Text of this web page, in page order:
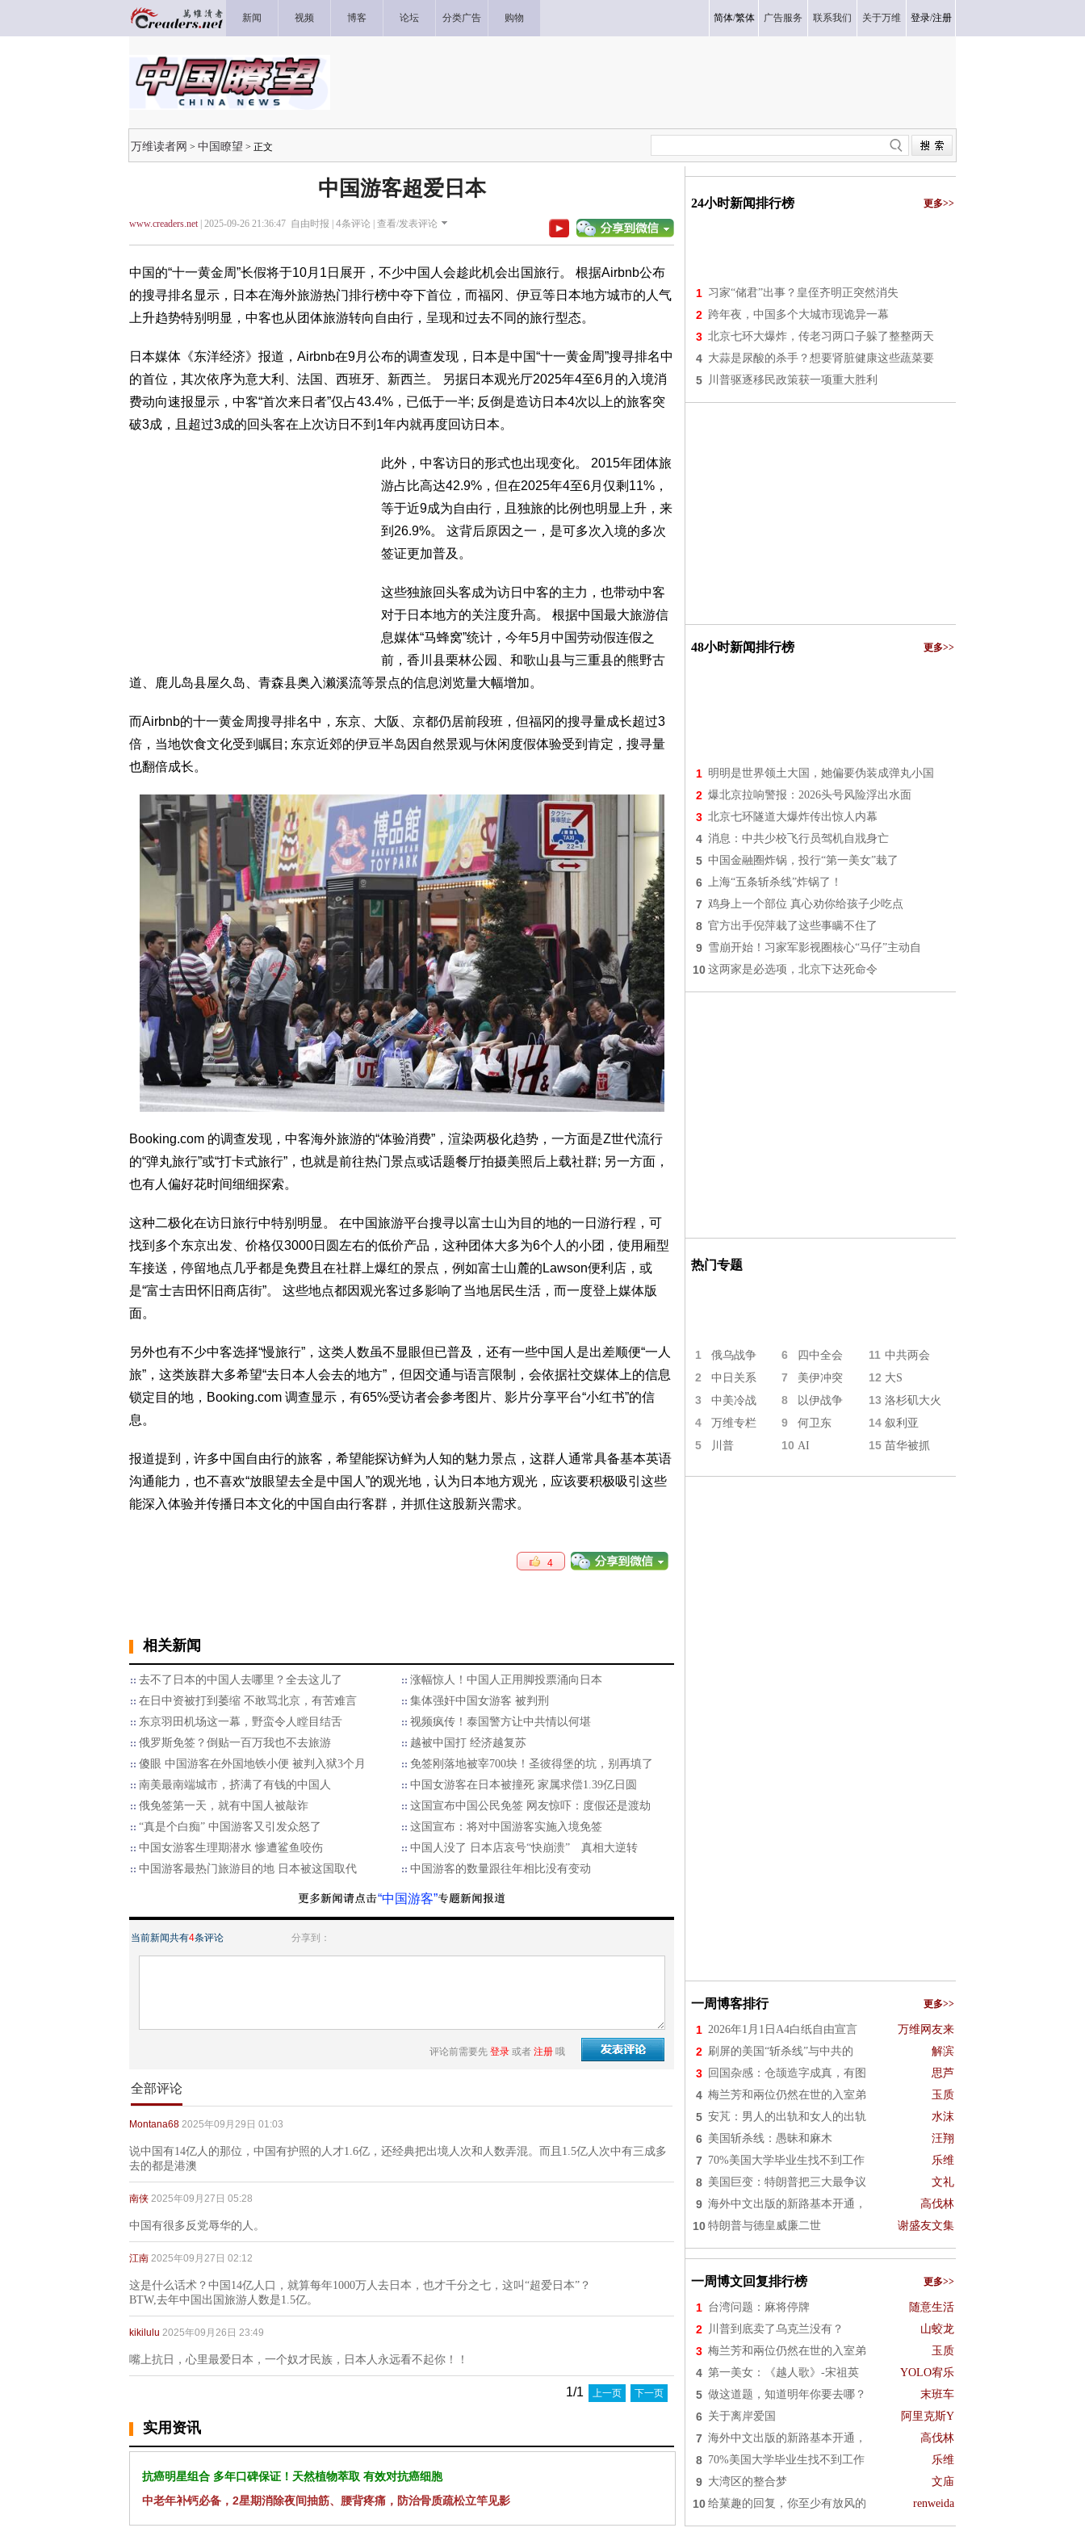
新闻 视频 博客 论坛 分类广告 购物 简体/繁体 广告服务 联系我们 关于万维 登录/注册
万维读者网 > 中国瞭望 > 正文
中国游客超爱日本
www.creaders.net| 2025-09-26 21:36:47 自由时报 | 4条评论 | 查看/发表评论
中国的“十一黄金周”长假将于10月1日展开，不少中国人会趁此机会出国旅行。 根据Airbnb公布
的搜寻排名显示，日本在海外旅游热门排行榜中夺下首位，而福冈、伊豆等日本地方城市的人气
上升趋势特别明显，中客也从团体旅游转向自由行，呈现和过去不同的旅行型态。
日本媒体《东洋经济》报道，Airbnb在9月公布的调查发现，日本是中国“十一黄金周”搜寻排名中
的首位，其次依序为意大利、法国、西班牙、新西兰。 另据日本观光厅2025年4至6月的入境消
费动向速报显示，中客“首次来日者”仅占43.4%，已低于一半; 反倒是造访日本4次以上的旅客突
破3成，且超过3成的回头客在上次访日不到1年内就再度回访日本。
此外，中客访日的形式也出现变化。 2015年团体旅
游占比高达42.9%，但在2025年4至6月仅剩11%，
等于近9成为自由行，且独旅的比例也明显上升，来
到26.9%。 这背后原因之一，是可多次入境的多次
签证更加普及。
这些独旅回头客成为访日中客的主力，也带动中客
对于日本地方的关注度升高。 根据中国最大旅游信
息媒体“马蜂窝”统计，今年5月中国劳动假连假之
前，香川县栗林公园、和歌山县与三重县的熊野古
道、鹿儿岛县屋久岛、青森县奥入濑溪流等景点的信息浏览量大幅增加。
而Airbnb的十一黄金周搜寻排名中，东京、大阪、京都仍居前段班，但福冈的搜寻量成长超过3
倍，当地饮食文化受到瞩目; 东京近郊的伊豆半岛因自然景观与休闲度假体验受到肯定，搜寻量
也翻倍成长。
Booking.com 的调查发现，中客海外旅游的“体验消费”，渲染两极化趋势，一方面是Z世代流行
的“弹丸旅行”或“打卡式旅行”，也就是前往热门景点或话题餐厅拍摄美照后上载社群; 另一方面，
也有人偏好花时间细细探索。
这种二极化在访日旅行中特别明显。 在中国旅游平台搜寻以富士山为目的地的一日游行程，可
找到多个东京出发、价格仅3000日圆左右的低价产品，这种团体大多为6个人的小团，使用厢型
车接送，停留地点几乎都是免费且在社群上爆红的景点，例如富士山麓的Lawson便利店，或
是“富士吉田怀旧商店街”。 这些地点都因观光客过多影响了当地居民生活，而一度登上媒体版
面。
另外也有不少中客选择“慢旅行”，这类人数虽不显眼但已普及，还有一些中国人是出差顺便“一人
旅”，这类族群大多希望“去日本人会去的地方”，但因交通与语言限制，会依据社交媒体上的信息
锁定目的地，Booking.com 调查显示，有65%受访者会参考图片、影片分享平台“小红书”的信
息。
报道提到，许多中国自由行的旅客，希望能探访鲜为人知的魅力景点，这群人通常具备基本英语
沟通能力，也不喜欢“放眼望去全是中国人”的观光地，认为日本地方观光，应该要积极吸引这些
能深入体验并传播日本文化的中国自由行客群，并抓住这股新兴需求。
4
相关新闻
去不了日本的中国人去哪里？全去这儿了
涨幅惊人！中国人正用脚投票涌向日本
在日中资被打到萎缩 不敢骂北京，有苦难言
集体强奸中国女游客 被判刑
东京羽田机场这一幕，野蛮令人瞠目结舌
视频疯传！泰国警方让中共情以何堪
俄罗斯免签？倒贴一百万我也不去旅游
越被中国打 经济越复苏
傻眼 中国游客在外国地铁小便 被判入狱3个月
免签刚落地被宰700块！圣彼得堡的坑，别再填了
南美最南端城市，挤满了有钱的中国人
中国女游客在日本被撞死 家属求偿1.39亿日圆
俄免签第一天，就有中国人被敲诈
这国宣布中国公民免签 网友惊吓：度假还是渡劫
“真是个白痴” 中国游客又引发众怒了
这国宣布：将对中国游客实施入境免签
中国女游客生理期潜水 惨遭鲨鱼咬伤
中国人没了 日本店哀号“快崩溃” 真相大逆转
中国游客最热门旅游目的地 日本被这国取代
中国游客的数量跟往年相比没有变动
“中国游客”
当前新闻共有4条评论 分享到：
评论前需要先 登录 或者 注册 哦
全部评论
Montana68 2025年09月29日 01:03
说中国有14亿人的那位，中国有护照的人才1.6亿，还经典把出境人次和人数弄混。而且1.5亿人次中有三成多
去的都是港澳
南侠 2025年09月27日 05:28
中国有很多反党辱华的人。
江南 2025年09月27日 02:12
这是什么话术？中国14亿人口，就算每年1000万人去日本，也才千分之七，这叫“超爱日本”？
BTW,去年中国出国旅游人数是1.5亿。
kikilulu 2025年09月26日 23:49
嘴上抗日，心里最爱日本，一个奴才民族，日本人永远看不起你！！
1/1 上一页 下一页
实用资讯
抗癌明星组合 多年口碑保证！天然植物萃取 有效对抗癌细胞
中老年补钙必备，2星期消除夜间抽筋、腰背疼痛，防治骨质疏松立竿见影
24小时新闻排行榜 更多>>
1 习家“储君”出事？皇侄齐明正突然消失
2 跨年夜，中国多个大城市现诡异一幕
3 北京七环大爆炸，传老习两口子躲了整整两天
4 大蒜是尿酸的杀手？想要肾脏健康这些蔬菜要
5 川普驱逐移民政策获一项重大胜利
48小时新闻排行榜 更多>>
1 明明是世界领土大国，她偏要伪装成弹丸小国
2 爆北京拉响警报：2026头号风险浮出水面
3 北京七环隧道大爆炸传出惊人内幕
4 消息：中共少校飞行员驾机自戕身亡
5 中国金融圈炸锅，投行“第一美女”栽了
6 上海“五条斩杀线”炸锅了！
7 鸡身上一个部位 真心劝你给孩子少吃点
8 官方出手倪萍栽了这些事瞒不住了
9 雪崩开始！习家军影视圈核心“马仔”主动自
10 这两家是必选项，北京下达死命令
热门专题
1 俄乌战争 6 四中全会 11 中共两会
2 中日关系 7 美伊冲突 12 大S
3 中美冷战 8 以伊战争 13 洛杉矶大火
4 万维专栏 9 何卫东 14 叙利亚
5 川普 10 AI 15 苗华被抓
一周博客排行 更多>>
1 2026年1月1日A4白纸自由宣言 万维网友来
2 刷屏的美国“斩杀线”与中共的 解滨
3 回国杂感：仓颉造字成真，有图 思芦
4 梅兰芳和兩位仍然在世的入室弟 玉质
5 安芃：男人的出轨和女人的出轨 水沫
6 美国斩杀线：愚昧和麻木 汪翔
7 70%美国大学毕业生找不到工作 乐维
8 美国巨变：特朗普把三大最争议 文礼
9 海外中文出版的新路基本开通， 高伐林
10 特朗普与德皇威廉二世 谢盛友文集
一周博文回复排行榜 更多>>
1 台湾问题：麻将停牌 随意生活
2 川普到底卖了乌克兰没有？ 山蛟龙
3 梅兰芳和兩位仍然在世的入室弟 玉质
4 第一美女：《越人歌》-宋祖英 YOLO宥乐
5 做这道题，知道明年你要去哪？ 末班车
6 关于离岸爱国 阿里克斯Y
7 海外中文出版的新路基本开通， 高伐林
8 70%美国大学毕业生找不到工作 乐维
9 大湾区的整合梦 文庙
10 给菓趣的回复，你至少有放风的 renweida